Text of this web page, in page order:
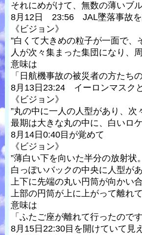
それにめがけて、無数の薄いブ
8月12日 23:56 JAL墜落事故を
《ビジョン》
”白くて大きめの粒子が一面で、
人が次々集まった集団になり、
意味は
「日航機事故の被災者の方たち
8月13日23:24 イーロンマスク
《ビジョン》
”丸の中に一人の人型があり、次
最期は大きな丸の中に、白いロ
8月14日0:40目が覚めて
《ビジョン》
”薄白い下を向いた半分の放射状。
白っぽいバックの中央に人型が
上下に先端の丸い円筒が向かい合
上部の円筒が上に上がって離れ
意味は
「ふたご座が離れて行ったのです
8月15日22:30目を開けていて見